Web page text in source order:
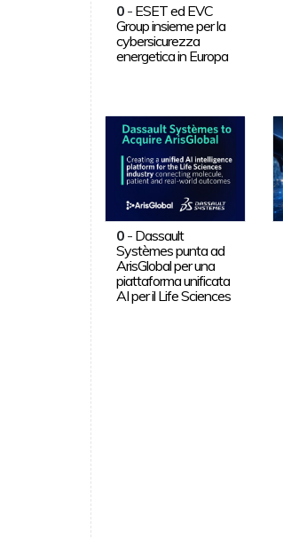
0- ESET ed EVC
Group insieme per la
cybersicurezza
energetica in Europa
0- Dassault
Systèmes punta ad
ArisGlobal per una
piattaforma unificata
AI per il Life Sciences